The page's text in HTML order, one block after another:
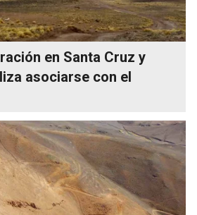
en Santa Cruz y
asociarse con el